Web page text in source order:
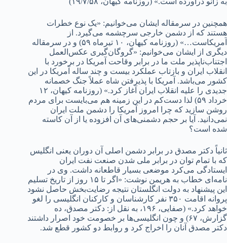
همچنین در سرمقاله ایشان می‌خوانیم: «یک نوع خطرات
هستند که از دشمن خارجی سرچشمه می‌گیرد. از
آمریکاست…» (روزنامه کیهان، ۱۰ تیرماه ۵۹) و در سرمقاله
دیگری از ایشان می‌خوانیم: «گروگان‌گیری عکس‌العمل
اجتناب‌ناپذیر ملت ما در برابر وقاحت آمریکا در برخورد با
انقلاب ایران و بازتاب عملکرد بیست و چند ساله آمریکا در این
کشور می‌باشد. آمریکا با پذیرفتن شاه عملاً جنگ خصمانه
جدیدی را علیه انقلاب ایران آغاز کرد.» (روزنامه کیهان، ۱۲
خرداد ۵۹) لذا دست‌کم در این زمینه هم می‌بایست برای مردم
روشن سازید که چرا امروز آمریکا را دشمن ملت ایران
نمی‌دانید. آیا بر حجم دشمنی‌های آن افزوده یا از آن کاسته
شده است؟
ثانیاً دکتر مصدق در برابر دشمن اصلی آن دوران یعنی انگلیس
که با تمام توان در برابر ملی شدن صنعت نفت ایران
ایستادگی می‌کرد موضعی بسیار قاطعانه داشت. وی در
نامه‌ای خطاب به هریمن نوشت: «اگر تا ۱۵ روز از تاریخ تسلیم
این پیشنهاد به دولت انگلستان نتیجه رضایت‌بخش‌ حاصل نشود
پروانه اقامت ۳۵۰ نفر کارشناسان و کارکنان انگلیسی را لغو
خواهد کرد.» (صفایی، ۱۹۶، به نقل از: دکتر مصدق، ده
گزارش، ۶۷) و چون انگلیسی‌ها بر خصومت خود اصرار داشتند
دکتر مصدق آنان را اخراج کرد و روابط دو کشور قطع شد.